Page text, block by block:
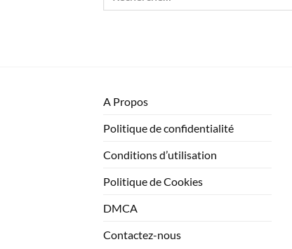
A Propos
Politique de confidentialité
Conditions d’utilisation
Politique de Cookies
DMCA
Contactez-nous